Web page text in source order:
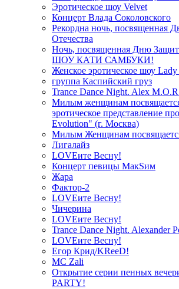
Эротическое шоу Velvet
Концерт Влада Соколовского
Рекордна ночь, посвященная
Отечества
Ночь, посвященная Дню
ШОУ КАТИ САМБУКИ!
Женское эротическое шоу
группа Каспийский груз
Trance Dance Night. Alex
Милым женщинам
эротическое представление
Evolution" (г. Москва)
Милым Женщинам
Лигалайз
LOVEите Весну!
Концерт певицы МакSим
Жара
Фактор-2
LOVEите Весну!
Чичерина
LOVEите Весну!
Trance Dance Night. Alexander
LOVEите Весну!
Егор Крид/KReeD!
MC Zali
Открытие серии пенных
PARTY!